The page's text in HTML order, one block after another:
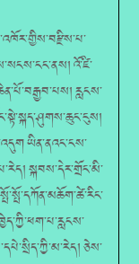
འོ་ཛི་
རླངས་
ཡིན་ནའང་ངས་
སྐབས་དེར་གྲོང་མི་
ཅེས་